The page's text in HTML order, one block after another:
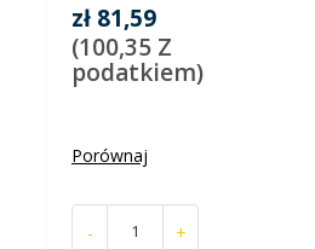
zł 81,59
(100,35 Z
podatkiem)
Porównaj
- +